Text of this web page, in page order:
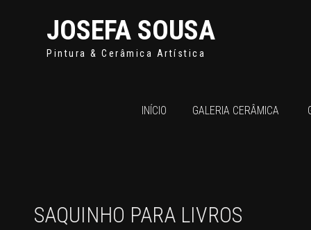
JOSEFA SOUSA
Pintura & Cerâmica Artística
INÍCIO GALERIA CERÂMICA
SAQUINHO PARA LIVROS